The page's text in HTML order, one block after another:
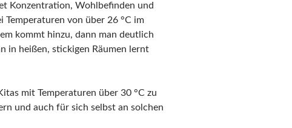
Konzentration, Wohlbefinden und
Temperaturen von über 26 °C im
kommt hinzu, dann man deutlich
in heißen, stickigen Räumen lernt
mit Temperaturen über 30 °C zu
und auch für sich selbst an solchen